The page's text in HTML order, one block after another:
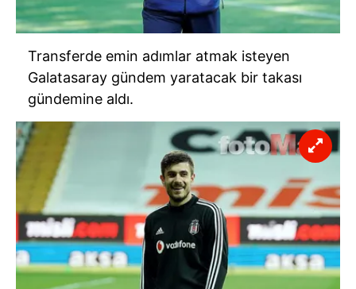
Transferde emin adımlar atmak isteyen
Galatasaray gündem yaratacak bir takası
gündemine aldı.